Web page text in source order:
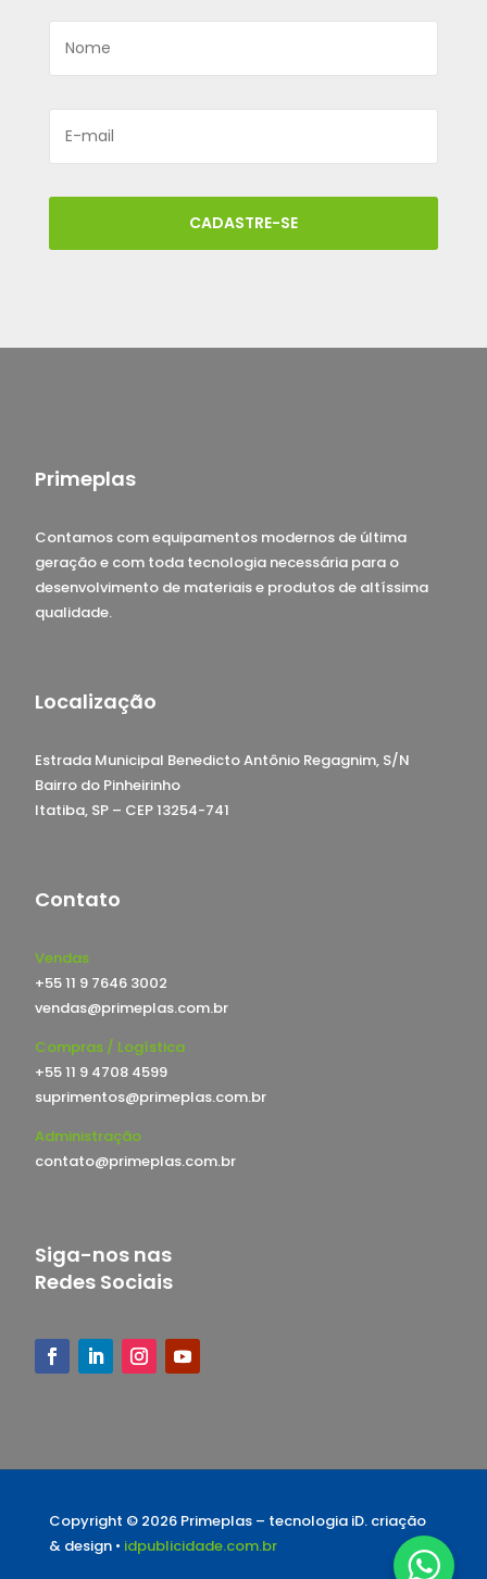
CADASTRE-SE
Primeplas
Contamos com equipamentos modernos de última
geração e com toda tecnologia necessária para o
desenvolvimento de materiais e produtos de altíssima
qualidade.
Localização
Estrada Municipal Benedicto Antônio Regagnim, S/N
Bairro do Pinheirinho
Itatiba, SP – CEP 13254-741
Contato
Vendas
+55 11 9 7646 3002
vendas@primeplas.com.br
Compras / Logística
+55 11 9 4708 4599
suprimentos@primeplas.com.br
Administração
contato@primeplas.com.br
Siga-nos nas
Redes Sociais
Copyright © 2026 Primeplas – tecnologia iD. criação
& design • idpublicidade.com.br